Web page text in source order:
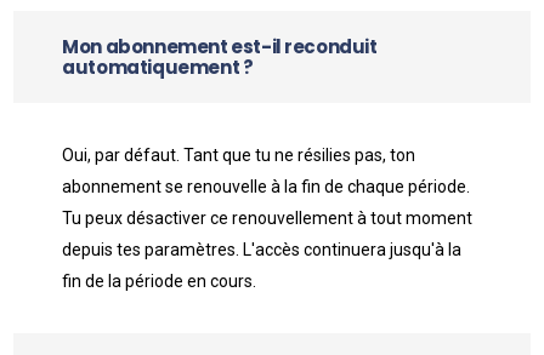
Mon abonnement est-il reconduit
automatiquement ?
Oui, par défaut. Tant que tu ne résilies pas, ton
abonnement se renouvelle à la fin de chaque période.
Tu peux désactiver ce renouvellement à tout moment
depuis tes paramètres. L'accès continuera jusqu'à la
fin de la période en cours.